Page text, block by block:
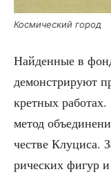
Кос­ми­че­ский город
Най­ден­ные в
демон­стри­ру­ют
крет­ных
метод
че­стве Клу­ци­са.
ри­че­ских фигур